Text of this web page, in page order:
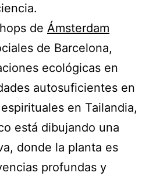
de Ámsterdam
de Barcelona,
ecológicas en
autosuficientes en
en Tailandia,
está dibujando una
donde la planta es
profundas y